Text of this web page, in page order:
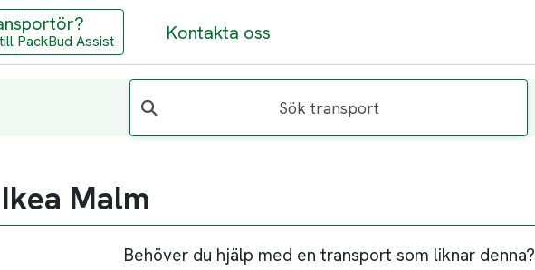
PackBud Assist Kontakta oss
Sök transport
Malm
Behöver du hjälp med en transport som liknar denna?